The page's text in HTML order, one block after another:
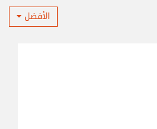
الأفضل